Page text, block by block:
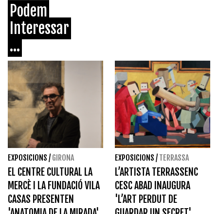
Podem
Interessar
...
EXPOSICIONS / GIRONA
EL CENTRE CULTURAL LA
MERCÈ I LA FUNDACIÓ VILA
CASAS PRESENTEN
EXPOSICIONS / TERRASSA
L’ARTISTA TERRASSENC
CESC ABAD INAUGURA
'L’ART PERDUT DE